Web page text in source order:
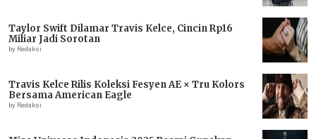
Taylor Swift Dilamar Travis Kelce, Cincin Rp16
Miliar Jadi Sorotan
by Redaksi
Travis Kelce Rilis Koleksi Fesyen AE × Tru Kolors
Bersama American Eagle
by Redaksi